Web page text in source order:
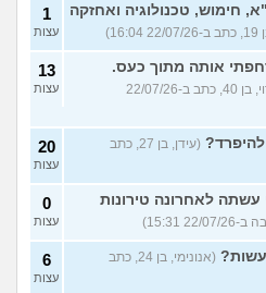
חימוש, טכנולוגיה ואחזקה
1
עצות
אותה מתוך כעס.
(אלכס, שם בדוי, בן 40, כתב ב-22/07/26
13
עצות
(עידן, בן 27, כתב
20
עצות
עשתה לאחרונה טירונות
0
עצות
(אנונימי, בן 24, כתב
6
עצות